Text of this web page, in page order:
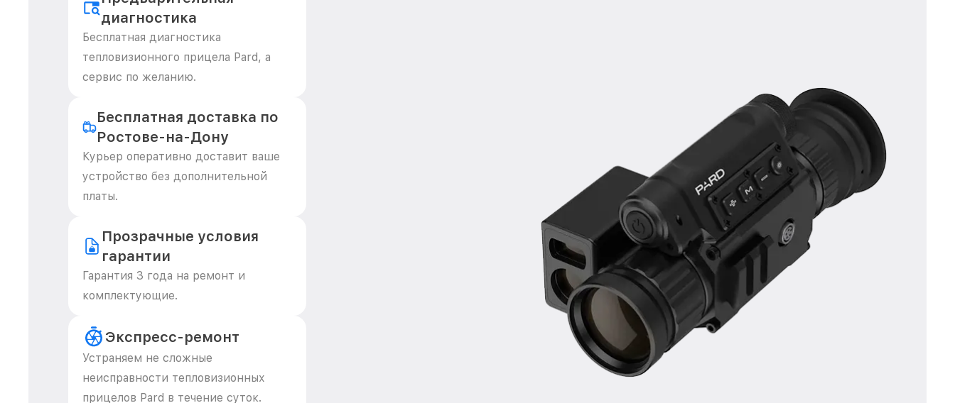
диагностика
Бесплатная диагностика
тепловизионного прицела Pard, а
сервис по желанию.
Бесплатная доставка по
Ростове-на-Дону
Курьер оперативно доставит ваше
устройство без дополнительной
платы.
Прозрачные условия
гарантии
Гарантия 3 года на ремонт и
комплектующие.
Экспресс-ремонт
Устраняем не сложные
неисправности тепловизионных
прицелов Pard в течение суток.